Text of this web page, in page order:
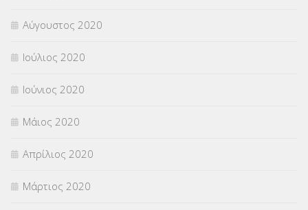
Αύγουστος 2020
Ιούλιος 2020
Ιούνιος 2020
Μάιος 2020
Απρίλιος 2020
Μάρτιος 2020